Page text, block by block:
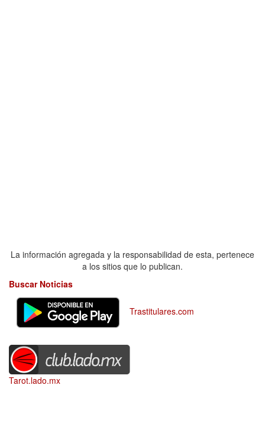
La información agregada y la responsabilidad de esta, pertenece
a los sitios que lo publican.
Buscar Noticias
Trastitulares.com
Tarot.lado.mx